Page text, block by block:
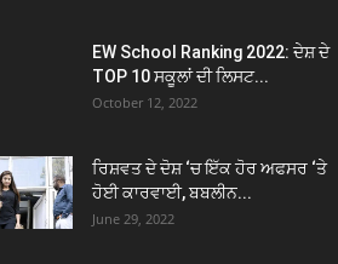
EW School Ranking 2022: ਦੇਸ਼ ਦੇ
TOP 10 ਸਕੂਲਾਂ ਦੀ ਲਿਸਟ...
October 12, 2022
ਰਿਸ਼ਵਤ ਦੇ ਦੋਸ਼ ‘ਚ ਇੱਕ ਹੋਰ ਅਫਸਰ ‘ਤੇ
ਹੋਈ ਕਾਰਵਾਈ, ਬਬਲੀਨ...
June 29, 2022